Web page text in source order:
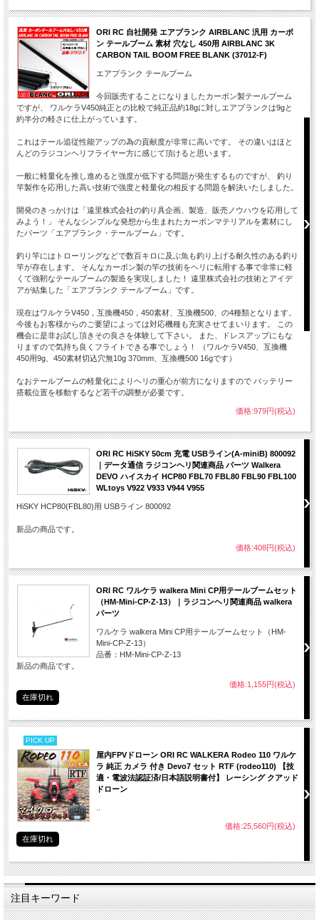
商品内容
SOLO PRO 135 BO-105 ドイツ連邦軍
専用AC充電器 ×1
専用ACアダプター ×1
飛行用充電式リポバッテリー ×1
J6 SLT仕様 2.4GHz 6chプロポ ×1
ドライバ×１
J6プロポ日本語マニュアル ×1
ORI RC 自社開発 エアブランク AIRBLANC 汎用 カーボ
ン テールブーム 素材 穴なし 450用 AIRBLANC 3K
CARBON TAIL BOOM FREE BLANK (37012-F)
エアブランク テールブーム
今回販売することになりましたカーボン製テールブーム
ですが、 ワルケラV450純正との比較で純正品約18gに対しエアブランクは9gと
約半分の軽さに仕上がっています。
これはテール追従性能アップの為の貢献度が非常に高いです。 その違いはほと
んどのラジコンヘリフライヤー方に感じて頂けると思います。
一般に軽量化を推し進めると強度が低下する問題が発生するものですが、 釣り
竿製作を応用した高い技術で強度と軽量化の相反する問題を解決いたしました。
開発のきっかけは「遠里株式会社の釣り具企画、製造、販売ノウハウを応用して
みよう！」 そんなシンプルな発想から生まれたカーボンマテリアルを素材にし
たパーツ「エアブランク・テールブーム」です。
釣り竿にはトローリングなどで数百キロに及ぶ魚も釣り上げる耐久性のある釣り
竿が存在します。 そんなカーボン製の竿の技術をヘリに転用する事で非常に軽
くて強靭なテールブームの製造を実現しました！ 遠里株式会社の技術とアイデ
アが結集した「エアブランク テールブーム」です。
現在はワルケラV450，互換機450，450素材、互換機500、の4種類となります。
今後もお客様からのご要望によっては対応機種も充実させてまいります。 この
機会に是非お試し頂きその良さを体験して下さい。 また、ドレスアップにもな
りますので気持ち良くフライトできる事でしょう！ （ワルケラV450、互換機
450用9g、450素材切込穴無10g 370mm、互換機500 16gです）
なおテールブームの軽量化によりヘリの重心が前方になりますので バッテリー
搭載位置を移動するなど若干の調整が必要です。
価格:979円(税込)
ORI RC HiSKY 50cm 充電 USBライン(A-miniB) 800092
｜データ通信 ラジコンヘリ関連商品 パーツ Walkera
DEVO ハイスカイ HCP80 FBL70 FBL80 FBL90 FBL100
WLtoys V922 V933 V944 V955
HiSKY HCP80(FBL80)用 USBライン 800092
新品の商品です。
価格:408円(税込)
ORI RC ワルケラ walkera Mini CP用テールブームセット
（HM-Mini-CP-Z-13）｜ラジコンヘリ関連商品 walkera
パーツ
ワルケラ walkera Mini CP用テールブームセット（HM-
Mini-CP-Z-13）
品番：HM-Mini-CP-Z-13
新品の商品です。
価格:1,155円(税込)
在庫切れ
PICK UP
屋内FPVドローン ORI RC WALKERA Rodeo 110 ワルケ
ラ 純正 カメラ 付き Devo7 セット RTF (rodeo110) 【技
適・電波法認証済/日本語説明書付】 レーシング クアッド
ドローン
価格:25,560円(税込)
在庫切れ
注目キーワード